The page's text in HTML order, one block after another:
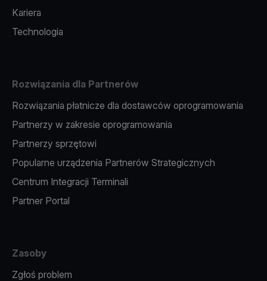
Kariera
Technologia
Rozwiązania dla Partnerów
Rozwiązania płatnicze dla dostawców oprogramowania
Partnerzy w zakresie oprogramowania
Partnerzy sprzętowi
Popularne urządzenia Partnerów Strategicznych
Centrum Integracji Terminali
Partner Portal
Zasoby
Zgłoś problem